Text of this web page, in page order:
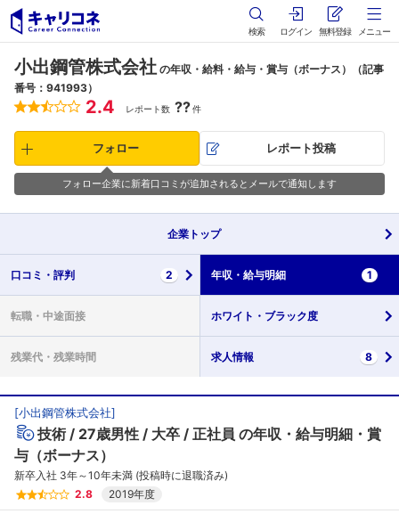
検索 ログイン 無料登録 メニュー
小出鋼管株式会社 の年収・給料・給与・賞与（ボーナス）（記事
番号：941993）
2.4 レポート数 ??件
フォロー レポート投稿
フォロー企業に新着口コミが追加されるとメールで通知します
企業 トップ
口コミ・ 評判 2 年収・ 給与明細 1
転職・ 中途面接 ホワイト・ ブラック度
残業代・ 残業時間 求人情報 8
[小出鋼管株式会社]
技術 27歳男性 大卒 正社員 の年収・給与明細・賞
与（ボーナス）
新卒入社 3年～10年未満 (投稿時に退職済み)
2.8
2019年度